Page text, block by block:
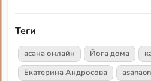
Теги
асана онлайн Йога дома
Екатерина Андросова